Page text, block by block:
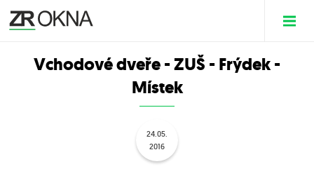
Vchodové dveře - ZUŠ - Frýdek -
Místek
24.05.
2016